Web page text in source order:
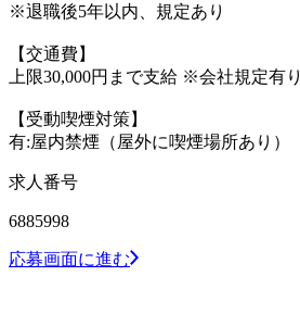
※退職後5年以内、規定あり
【交通費】
上限30,000円まで支給 ※会社規定有り
【受動喫煙対策】
有:屋内禁煙（屋外に喫煙場所あり）
求人番号
6885998
応募画面に進む